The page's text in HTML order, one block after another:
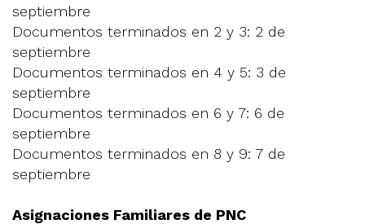
septiembre
Documentos terminados en 2 y 3: 2 de
septiembre
Documentos terminados en 4 y 5: 3 de
septiembre
Documentos terminados en 6 y 7: 6 de
septiembre
Documentos terminados en 8 y 9: 7 de
septiembre
Asignaciones Familiares de PNC